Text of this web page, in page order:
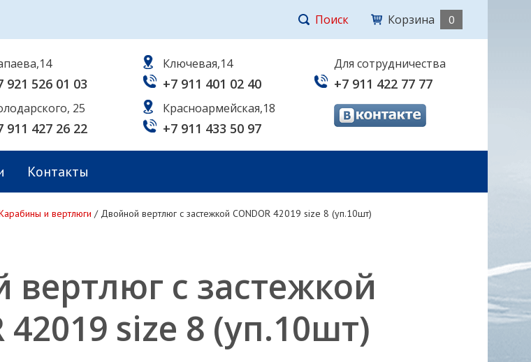
Поиск Корзина 0
921 526 01 03
25
911 427 26 22
Ключевая,14
+7 911 401 02 40
Красноармейская,18
+7 911 433 50 97
Для сотрудничества
+7 911 422 77 77
Контакты
и вертлюги / Двойной вертлюг с застежкой CONDOR 42019 size 8 (уп.10шт)
с застежкой
42019 size 8 (уп.10шт)